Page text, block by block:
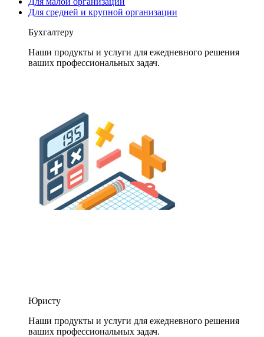
Для средней и крупной организации
Бухгалтеру
Наши продукты и услуги для ежедневного решения
ваших профессиональных задач.
Юристу
Наши продукты и услуги для ежедневного решения
ваших профессиональных задач.